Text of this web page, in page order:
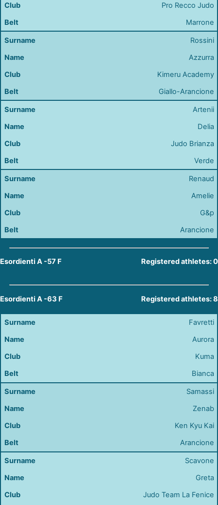
Pro Recco Judo
Marrone
Rossini
Azzurra
Kimeru Academy
Giallo-Arancione
Artenii
Delia
Judo Brianza
Verde
Renaud
Amelie
G&p
Arancione
Esordienti A -57 F Registered athletes: 0
Esordienti A -63 F Registered athletes: 8
Favretti
Aurora
Kuma
Bianca
Samassi
Zenab
Ken Kyu Kai
Arancione
Scavone
Greta
Judo Team La Fenice